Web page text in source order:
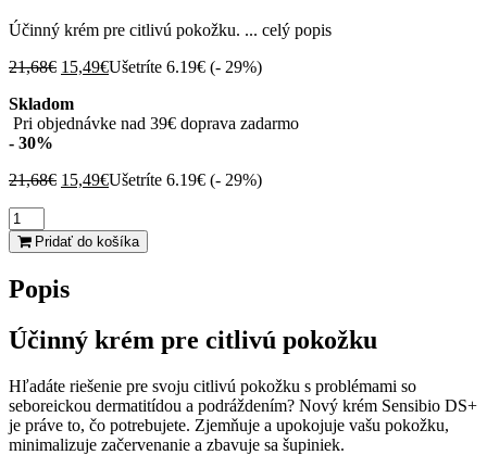
Účinný krém pre citlivú pokožku. ... celý popis
21,68€ Pôvodná
bola:
21,68€.
15,49€Aktuálna
15,49€.
Ušetríte 6.19€ (- 29%)
Skladom
Pri objednávke nad 39€ doprava zadarmo
- 30%
21,68€ Pôvodná
21,68€.
15,49€Aktuálna
15,49€.
Ušetríte 6.19€ (- 29%)
množstvo
BIODERMA
Sensibio
anti-
40
ml
Pridať do košíka
Popis
Účinný krém pre citlivú pokožku
Hľadáte riešenie pre svoju citlivú pokožku s problémami so
seboreickou dermatitídou a podráždením? Nový krém Sensibio DS+
je práve to, čo potrebujete. Zjemňuje a upokojuje vašu pokožku,
minimalizuje začervenanie a zbavuje sa šupiniek.